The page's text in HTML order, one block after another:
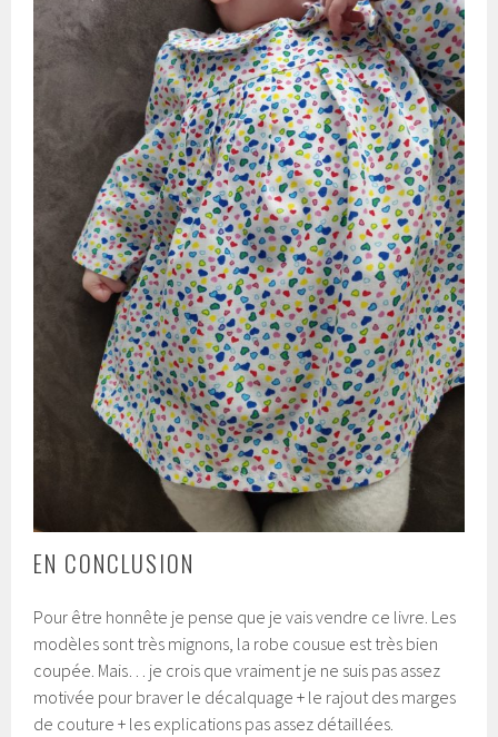
EN CONCLUSION
Pour être honnête je pense que je vais vendre ce livre. Les
modèles sont très mignons, la robe cousue est très bien
coupée. Mais… je crois que vraiment je ne suis pas assez
motivée pour braver le décalquage + le rajout des marges
de couture + les explications pas assez détaillées.